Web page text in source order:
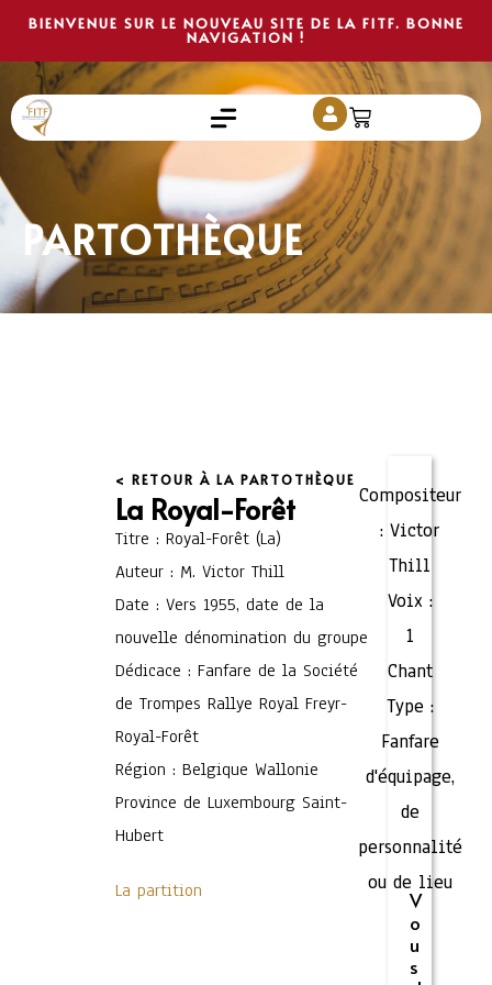
BIENVENUE SUR LE NOUVEAU SITE DE LA FITF. BONNE
NAVIGATION !
PARTOTHÈQUE
< RETOUR À LA PARTOTHÈQUE
La Royal-Forêt
Titre : Royal-Forêt (La)
Auteur : M. Victor Thill
Date : Vers 1955, date de la
nouvelle dénomination du groupe
Dédicace : Fanfare de la Société
de Trompes Rallye Royal Freyr-
Royal-Forêt
Région : Belgique Wallonie
Province de Luxembourg Saint-
Hubert
La partition
Compositeur
: Victor
Thill
Voix :
1
Chant
Type :
Fanfare
d'équipage,
de
personnalité
ou de lieu
V
o
u
s